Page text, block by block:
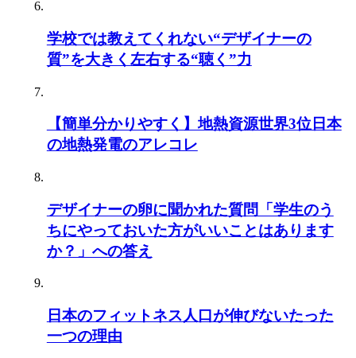
学校では教えてくれない“デザイナーの
質”を大きく左右する“聴く”力
【簡単分かりやすく】地熱資源世界3位日本
の地熱発電のアレコレ
デザイナーの卵に聞かれた質問「学生のう
ちにやっておいた方がいいことはあります
か？」への答え
日本のフィットネス人口が伸びないたった
一つの理由